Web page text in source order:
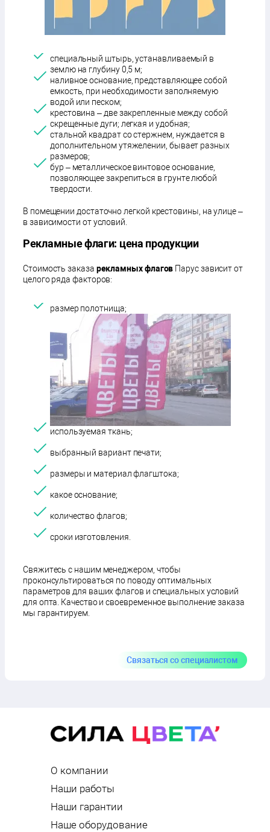
специальный штырь, устанавливаемый в
землю на глубину 0,5 м;
наливное основание, представляющее собой
емкость, при необходимости заполняемую
водой или песком;
крестовина – две закрепленные между собой
скрещенные дуги; легкая и удобная;
стальной квадрат со стержнем, нуждается в
дополнительном утяжелении, бывает разных
размеров;
бур – металлическое винтовое основание,
позволяющее закрепиться в грунте любой
твердости.
В помещении достаточно легкой крестовины, на улице –
в зависимости от условий.
Рекламные флаги: цена продукции
Стоимость заказа рекламных флагов Парус зависит от
целого ряда факторов:
размер полотнища;
используемая ткань;
выбранный вариант печати;
размеры и материал флагштока;
какое основание;
количество флагов;
сроки изготовления.
Свяжитесь с нашим менеджером, чтобы
проконсультироваться по поводу оптимальных
параметров для ваших флагов и специальных условий
для опта. Качество и своевременное выполнение заказа
мы гарантируем.
Связаться со специалистом
О компании
Наши работы
Наши гарантии
Наше оборудование